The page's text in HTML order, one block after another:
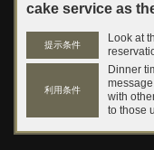
cake service as
提示条件
Look at
利用条件
Dinner
with
to those